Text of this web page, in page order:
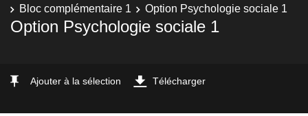
Bloc complémentaire 1
Option Psychologie sociale 1
Option Psychologie sociale 1
Ajouter à la sélection Télécharger